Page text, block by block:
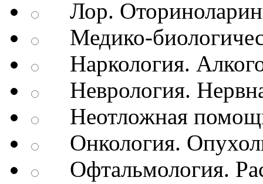
Лор.
Медико-
Наркология.
Неврология.
Неотложная
Онкология.
Офтальмология.